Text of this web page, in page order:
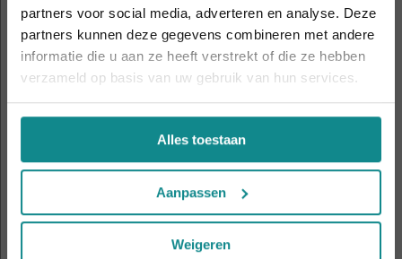
partners voor social media, adverteren en analyse. Deze
partners kunnen deze gegevens combineren met andere
informatie die u aan ze heeft verstrekt of die ze hebben
verzameld op basis van uw gebruik van hun services.
Alles toestaan
Aanpassen
Weigeren
8
sep
Drongen
19:00 - 21:00
9
19:00 - 21:00
15
sep
Nijmegen
19:00 - 21:00
korting verlengd t.e.m. 7 augustus 2026.
Sluiten